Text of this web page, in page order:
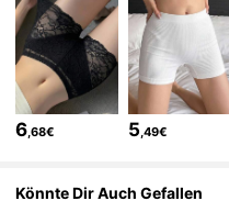
4,86 6.6M Follower
4,86 6.6M Follower
6,68€ 5,49€
Könnte Dir Auch Gefallen